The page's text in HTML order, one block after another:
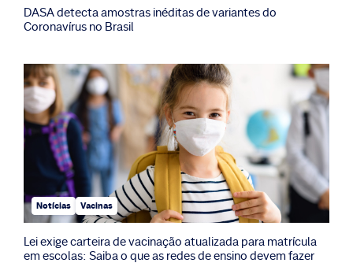
DASA detecta amostras inéditas de variantes do
Coronavírus no Brasil
Notícias Vacinas
Lei exige carteira de vacinação atualizada para matrícula
em escolas: Saiba o que as redes de ensino devem fazer